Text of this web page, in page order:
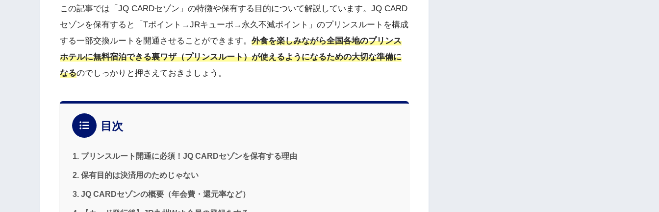
この記事では「JQ CARDセゾン」の特徴や保有する目的について解説しています。JQ CARD
セゾンを保有すると「Tポイント→JRキューポ→永久不滅ポイント」のプリンスルートを構成
する一部交換ルートを開通させることができます。 外食を楽しみながら全国各地のプリンス
ホテルに無料宿泊できる裏ワザ（プリンスルート）が使えるようになるための大切な準備に
なるのでしっかりと押さえておきましょう。
目次
プリンスルート開通に必須！JQ CARDセゾンを保有する理由
保有目的は決済用のためじゃない
JQ CARDセゾンの概要（年会費・還元率など）